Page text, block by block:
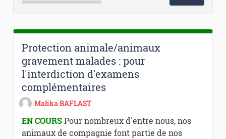
Protection animale/animaux
gravement malades : pour
l'interdiction d'examens
complémentaires
Malika BAFLAST
EN COURSPour nombreux d'entre nous, nos
animaux de compagnie font partie de nos